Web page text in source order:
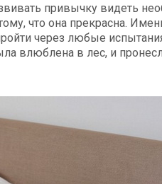
привычку видеть
что она прекрасна.
через любые
влюблена в лес, и